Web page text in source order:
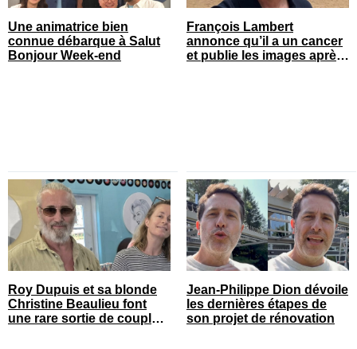
Une animatrice bien
connue débarque à Salut
Bonjour Week-end
François Lambert
annonce qu’il a un cancer
et publie les images après
Roy Dupuis et sa blonde
Christine Beaulieu font
une rare sortie de couple
Jean-Philippe Dion dévoile
les dernières étapes de
son projet de rénovation